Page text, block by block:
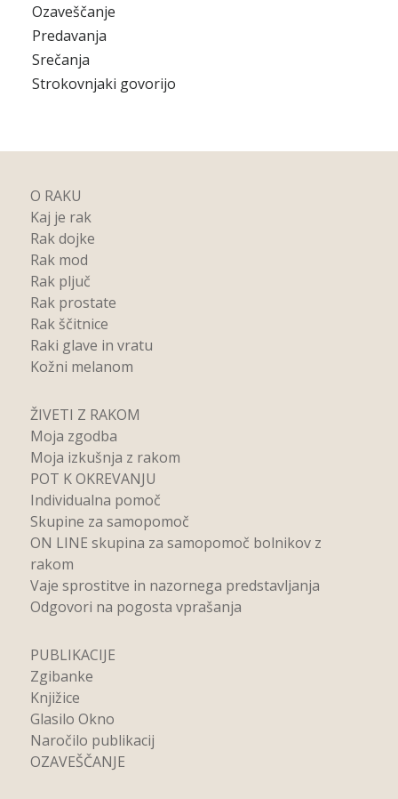
Ozaveščanje
Predavanja
Srečanja
Strokovnjaki govorijo
O RAKU
Kaj je rak
Rak dojke
Rak mod
Rak pljuč
Rak prostate
Rak ščitnice
Raki glave in vratu
Kožni melanom
ŽIVETI Z RAKOM
Moja zgodba
Moja izkušnja z rakom
POT K OKREVANJU
Individualna pomoč
Skupine za samopomoč
ON LINE skupina za samopomoč bolnikov z
rakom
Vaje sprostitve in nazornega predstavljanja
Odgovori na pogosta vprašanja
PUBLIKACIJE
Zgibanke
Knjižice
Glasilo Okno
Naročilo publikacij
OZAVEŠČANJE